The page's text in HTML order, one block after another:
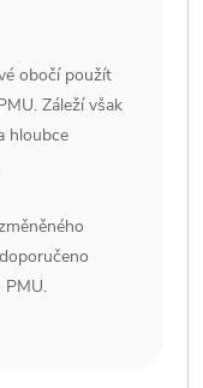
obočí použít
Záleží však
hloubce
PMU.